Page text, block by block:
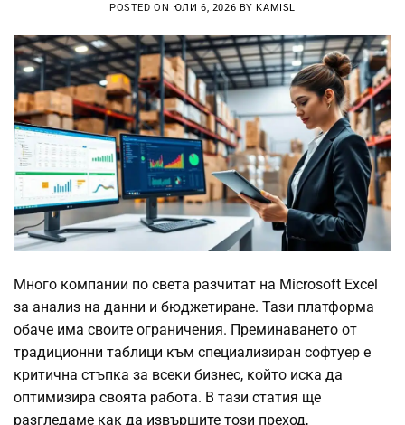
POSTED ON ЮЛИ 6, 2026 BYKAMISL
Много компании по света разчитат на Microsoft Excel
за анализ на данни и бюджетиране. Тази платформа
обаче има своите ограничения. Преминаването от
традиционни таблици към специализиран софтуер е
критична стъпка за всеки бизнес, който иска да
оптимизира своята работа. В тази статия ще
разгледаме как да извършите този преход,